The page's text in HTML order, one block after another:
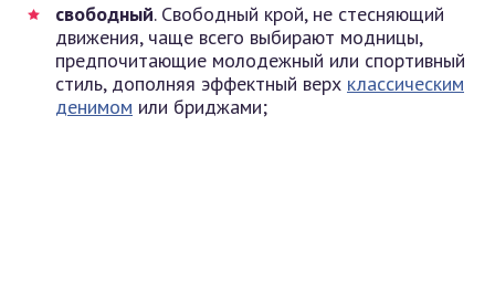
свободный. Свободный крой, не стесняющий
движения, чаще всего выбирают модницы,
предпочитающие молодежный или спортивный
стиль, дополняя эффектный верх классическим
денимом или бриджами;